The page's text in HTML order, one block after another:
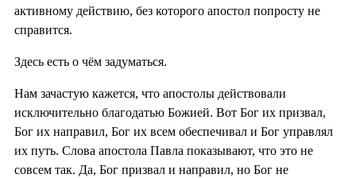
активному действию, без которого апостол попросту не
справится.
Здесь есть о чём задуматься.
Нам зачастую кажется, что апостолы действовали
исключительно благодатью Божией. Вот Бог их призвал,
Бог их направил, Бог их всем обеспечивал и Бог управлял
их путь. Слова апостола Павла показывают, что это не
совсем так. Да, Бог призвал и направил, но Бог не